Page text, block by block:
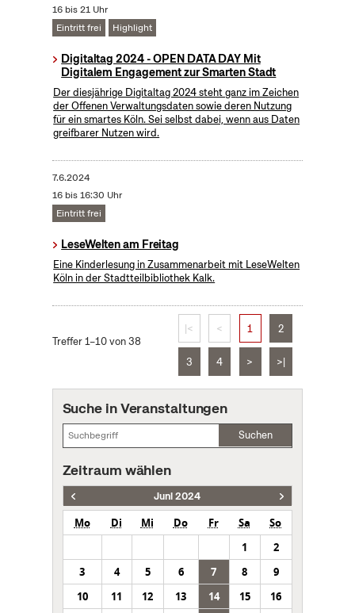
16 bis 21 Uhr
Eintritt frei
Highlight
Digitaltag 2024 - OPEN DATA DAY Mit
Digitalem Engagement zur Smarten Stadt
Der diesjährige Digitaltag 2024 steht ganz im Zeichen
der Offenen Verwaltungsdaten sowie deren Nutzung
für ein smartes Köln. Sei selbst dabei, wenn aus Daten
greifbarer Nutzen wird.
7.6.2024
16 bis 16:30 Uhr
Eintritt frei
LeseWelten am Freitag
Eine Kinderlesung in Zusammenarbeit mit LeseWelten
Köln in der Stadtteilbibliothek Kalk.
Treffer 1–10 von 38
|< < 1 2
3 4 > >|
Suche in Veranstaltungen
Suchen
Zeitraum wählen
Juni 2024
Mo Di Mi Do Fr Sa
So
1
2
3
4 5 6 7 8
9
10
11 12 13 14 15
16